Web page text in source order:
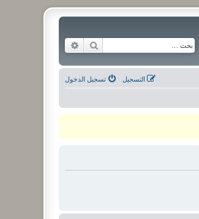
بحث
تسجيل الدخول التسجيل